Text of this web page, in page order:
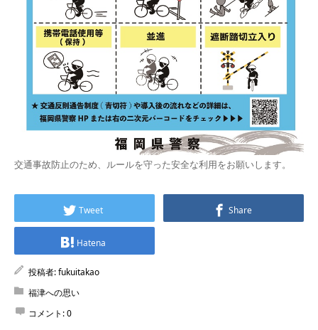
交通事故防止のため、ルールを守った安全な利用をお願いします。
Tweet Share
Hatena
投稿者:fukuitakao
福津への思い
コメント:0